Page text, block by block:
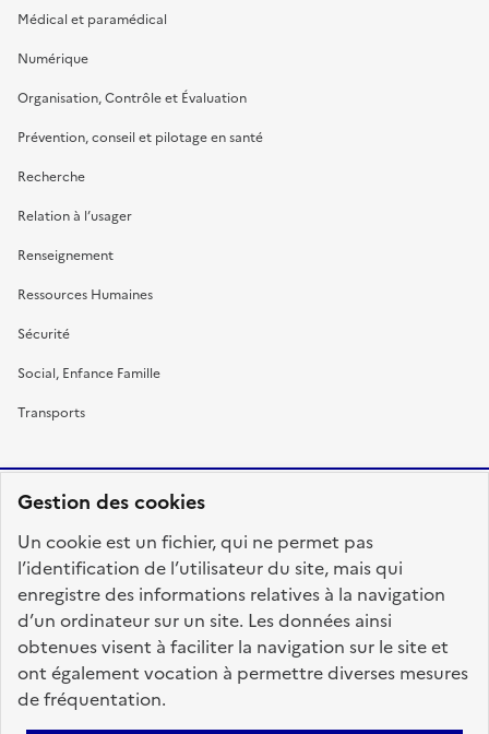
Gestion des cookies
Un cookie est un fichier, qui ne permet pas
l’identification de l’utilisateur du site, mais qui
enregistre des informations relatives à la navigation
d’un ordinateur sur un site. Les données ainsi
obtenues visent à faciliter la navigation sur le site et
ont également vocation à permettre diverses mesures
de fréquentation.
Médical et paramédical
Numérique
Organisation, Contrôle et Évaluation
Prévention, conseil et pilotage en santé
Recherche
Relation à l’usager
Renseignement
Ressources Humaines
Sécurité
Social, Enfance Famille
Transports
FRANÇAISE
fonction-publique.gouv.fr
legifrance.gouv.fr
gouvernement.fr